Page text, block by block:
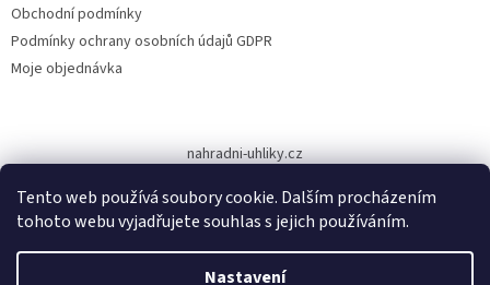
Tento web používá soubory cookie. Dalším procházením
tohoto webu vyjadřujete souhlas s jejich používáním.
Nastavení
Obchodní podmínky
Podmínky ochrany osobních údajů GDPR
Moje objednávka
nahradni-uhliky.cz